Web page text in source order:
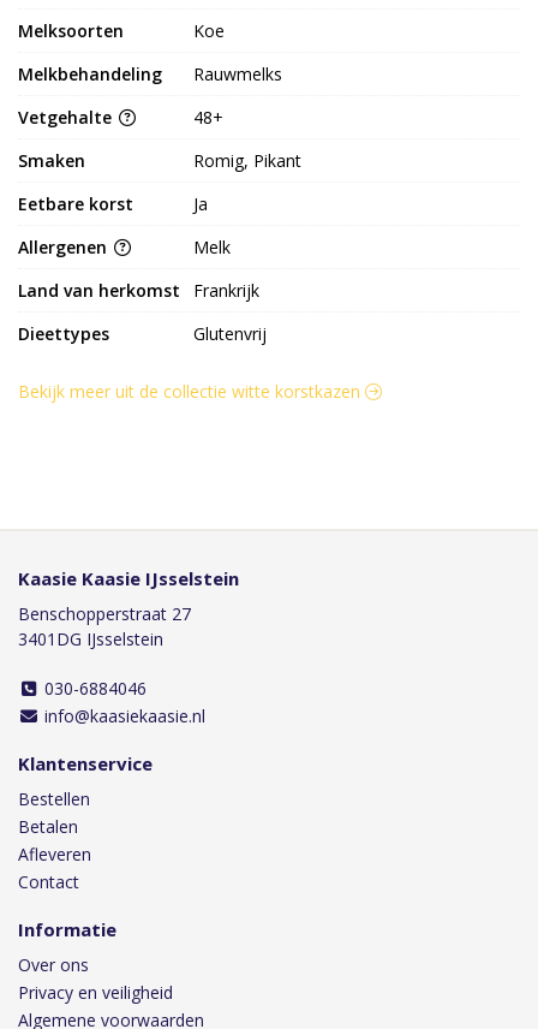
Melksoorten
Koe
Melkbehandeling
Rauwmelks
Vetgehalte
48+
Smaken
Romig, Pikant
Eetbare korst
Ja
Allergenen
Melk
Land van herkomst
Frankrijk
Dieettypes
Glutenvrij
Bekijk meer uit de collectie witte korstkazen
Kaasie Kaasie IJsselstein
Benschopperstraat 27
3401DG IJsselstein
030-6884046
info@kaasiekaasie.nl
Klantenservice
Bestellen
Betalen
Afleveren
Contact
Informatie
Over ons
Privacy en veiligheid
Algemene voorwaarden